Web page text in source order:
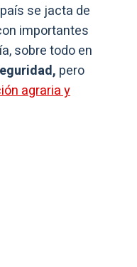
se jacta de
importantes
sobre todo en
pero
agraria y